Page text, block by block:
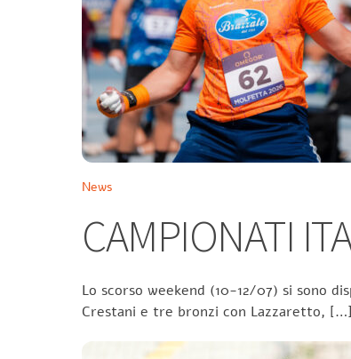
News
CAMPIONATI
Lo scorso weekend (10-12/07) si sono
Crestani e tre bronzi con Lazzaretto, […]